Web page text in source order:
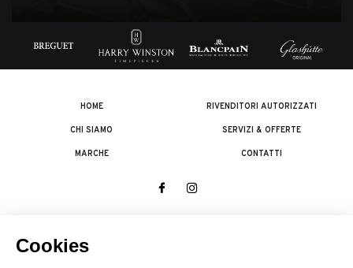
HOME
CHI SIAMO
MARCHE
RIVENDITORI AUTORIZZATI
SERVIZI & OFFERTE
CONTATTI